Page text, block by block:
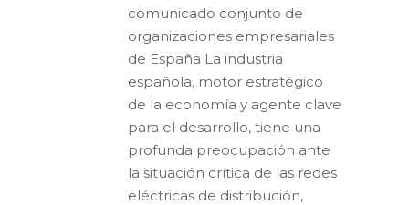
comunicado conjunto de
organizaciones empresariales
de España La industria
española, motor estratégico
de la economía y agente clave
para el desarrollo, tiene una
profunda preocupación ante
la situación crítica de las redes
eléctricas de distribución,